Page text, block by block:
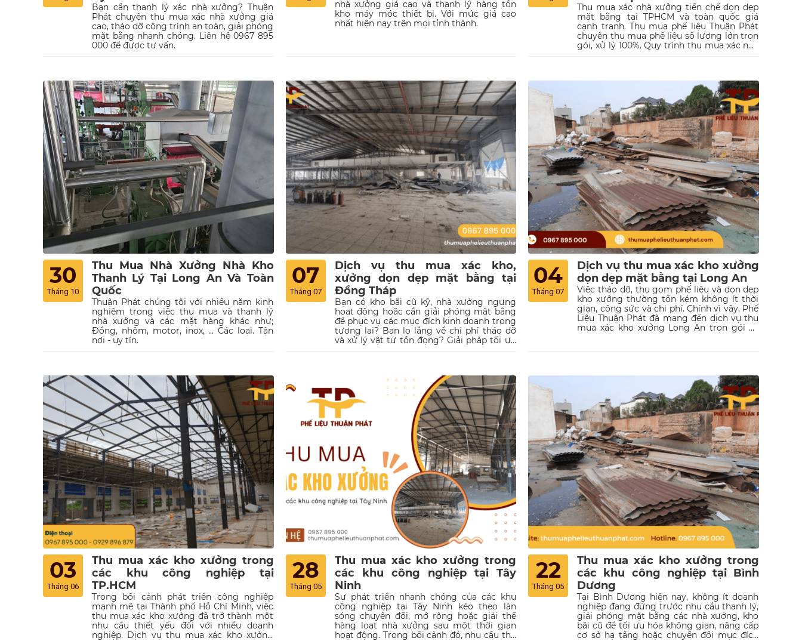
Bạn cần thanh lý xác nhà xưởng? Thuận
Phát chuyên thu mua xác nhà xưởng giá
cao, tháo dỡ công trình an toàn, giải phóng
mặt bằng nhanh chóng. Liên hệ 0967 895
000 để được tư vấn.
nhà xưởng giá cao và thanh lý hàng tồn
kho máy móc thiết bị. Với mức giá cao
nhất hiện nay trên mọi tỉnh thành.
Thu mua xác nhà xưởng tiền chế dọn dẹp
mặt bằng tại TPHCM và toàn quốc giá
cạnh tranh. Thu mua phế liệu Thuận Phát
chuyên thu mua phế liệu số lượng lớn trọn
gói, xử lý 100%. Quy trình thu mua xác nhà
30
Tháng 10
Thu Mua Nhà Xưởng Nhà Kho
Thanh Lý Tại Long An Và Toàn
Quốc
Thuận Phát chúng tôi với nhiều năm kinh
nghiệm trong việc thu mua và thanh lý
nhà xưởng và các mặt hàng khác như;
Đồng, nhôm, motor, inox, ... Các loại. Tận
nơi - uy tín.
07
Tháng 07
Dịch vụ thu mua xác kho,
xưởng dọn dẹp mặt bằng tại
Đồng Tháp
​​​​​​​Bạn có kho bãi cũ kỹ, nhà xưởng ngưng
hoạt động hoặc cần giải phóng mặt bằng
để phục vụ các mục đích kinh doanh trong
tương lai? Bạn lo lắng về chi phí tháo dỡ
và xử lý vật tư tồn đọng? Giải pháp tối ưu
Phế Liệu Thuận Phát. Tại Đồng Tháp,
chúng tôi cung cấp dịch vụ trọn gói – từ
khảo sát, tháo dỡ đến vận chuyển – giúp
bạn tiết kiệm chi phí và sớm đưa mặt bằng
vào mục đích sử dụng mới.
04
Tháng 07
Dịch vụ thu mua xác kho xưởng
dọn dẹp mặt bằng tại Long An
Việc tháo dỡ, thu gom phế liệu và dọn dẹp
kho xưởng thường tốn kém không ít thời
gian, công sức và chi phí. Chính vì vậy, Phế
Liệu Thuận Phát đã mang đến dịch vụ thu
mua xác kho xưởng Long An trọn gói và
03
Tháng 06
Thu mua xác kho xưởng trong
các khu công nghiệp tại
TP.HCM
Trong bối cảnh phát triển công nghiệp
mạnh mẽ tại Thành phố Hồ Chí Minh, việc
thu mua xác kho xưởng đã trở thành một
nhu cầu thiết yếu đối với nhiều doanh
nghiệp. Dịch vụ thu mua xác kho xưởng
28
Tháng 05
Thu mua xác kho xưởng trong
các khu công nghiệp tại Tây
Ninh
Sự phát triển nhanh chóng của các khu
công nghiệp tại Tây Ninh kéo theo làn
sóng chuyển đổi, mở rộng hoặc giải thể
hàng loạt nhà xưởng sau một thời gian
hoạt động. Trong bối cảnh đó, nhu cầu thu
22
Tháng 05
Thu mua xác kho xưởng trong
các khu công nghiệp tại Bình
Dương
Tại Bình Dương hiện nay, không ít doanh
nghiệp đang đứng trước nhu cầu thanh lý,
giải phóng mặt bằng các nhà xưởng, kho
bãi cũ để tối ưu hóa không gian, nâng cấp
cơ sở hạ tầng hoặc chuyển đổi mục đích